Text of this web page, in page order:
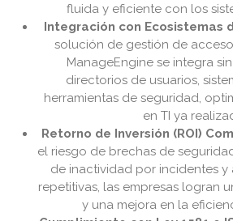
fluida y eficiente con los
Integración con Ecosistemas
solución de gestión de
ManageEngine se integra
directorios de usuarios,
herramientas de seguridad,
en TI ya
Retorno de Inversión (ROI)
el riesgo de brechas de
de inactividad por incidentes y
repetitivas, las empresas logran
y una mejora en la